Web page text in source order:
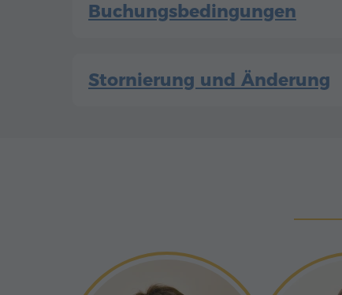
Buchungsbedingungen
Stornierung und Änderung